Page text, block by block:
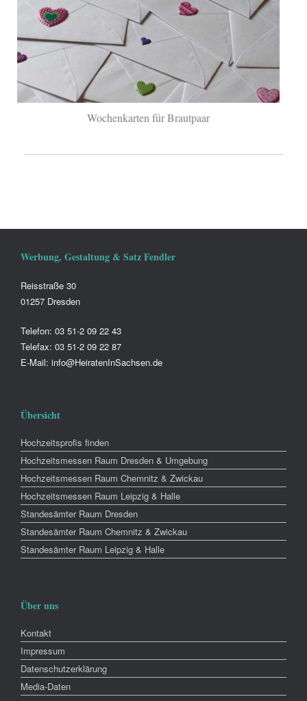
Wochenkarten für Brautpaar
Werbung, Gestaltung & Satz Fendler
Reisstraße 30
01257 Dresden
Telefon: 03 51-2 09 22 43
Telefax: 03 51-2 09 22 87
E-Mail: info@HeiratenInSachsen.de
Übersicht
Hochzeitsprofis finden
Hochzeitsmessen Raum Dresden & Umgebung
Hochzeitsmessen Raum Chemnitz & Zwickau
Hochzeitsmessen Raum Leipzig & Halle
Standesämter Raum Dresden
Standesämter Raum Chemnitz & Zwickau
Standesämter Raum Leipzig & Halle
Über uns
Kontakt
Impressum
Datenschutzerklärung
Media-Daten